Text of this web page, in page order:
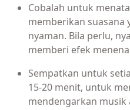
Cobalah untuk
memberikan suasana
nyaman. Bila perlu,
memberi efek
Sempatkan untuk
15-20 menit, untuk
mendengarkan musik